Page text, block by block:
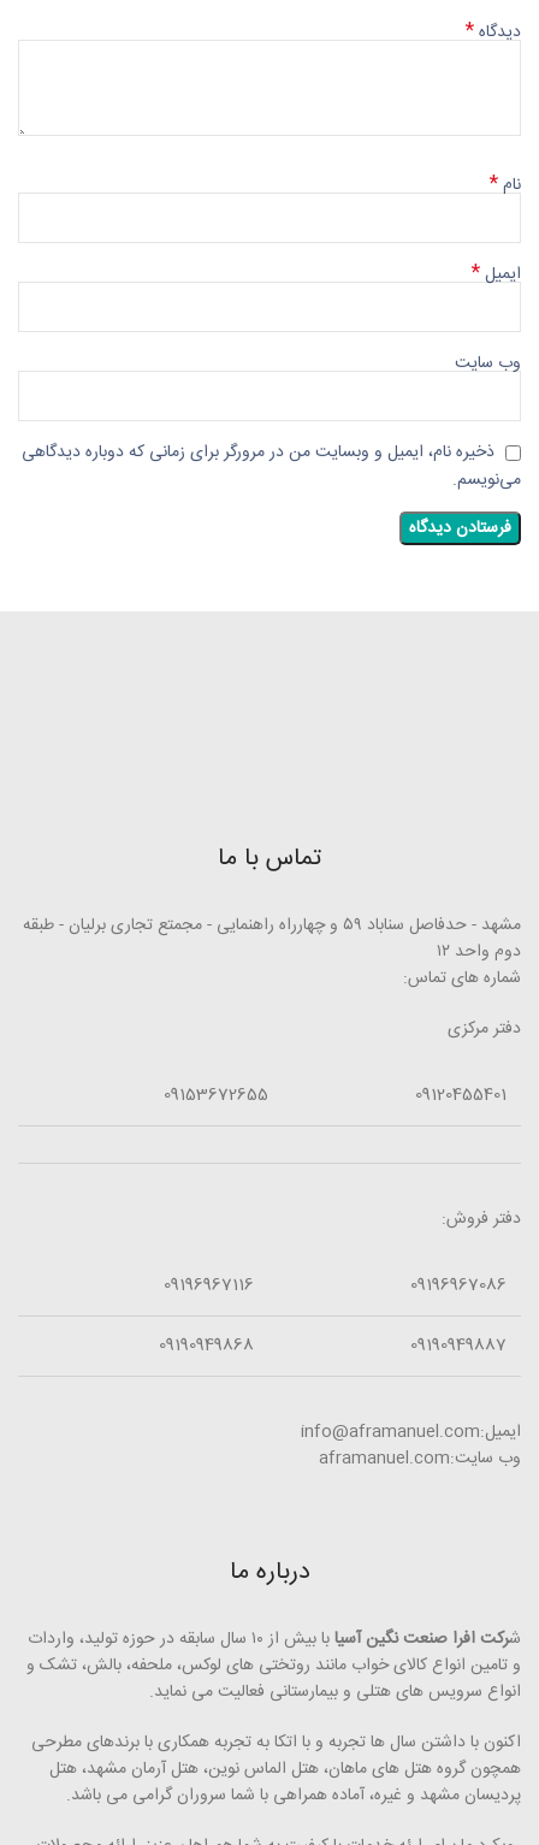
دیدگاه*
نام*
ایمیل*
وب‌ سایت
ذخیره نام، ایمیل و وبسایت من در مرورگر برای زمانی که دوباره دیدگاهی
می‌نویسم.
تماس با ما
مشهد - حدفاصل سناباد ۵۹ و چهارراه راهنمایی - مجمتع تجاری برلیان - طبقه
دوم واحد ۱۲
شماره های تماس:
دفتر مرکزی
09120455401
09153672655
دفتر فروش:
09196967086
09196967116
09190949887
09190949868
ایمیل:info@aframanuel.com
وب سایت:aframanuel.com
درباره ما
شرکت افرا صنعت نگین آسیا
با بیش از ۱۰ سال سابقه در حوزه تولید، واردات
و تامین انواع کالای خواب مانند روتختی­ های لوکس، ملحفه، بالش، تشک و
انواع سرویس های هتلی و بیمارستانی فعالیت می ­نماید.
اکنون با داشتن سال ها تجربه و با اتکا به تجربه همکاری با برندهای مطرحی
همچون گروه هتل­ های ماهان، هتل الماس نوین، هتل آرمان مشهد، هتل
پردیسان مشهد و غیره، آماده همراهی با شما سروران گرامی می ­باشد.